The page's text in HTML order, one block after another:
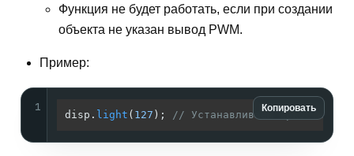
Функция не будет работать, если при создании
объекта не указан вывод PWM.
Пример:
Копировать
1
disp. light ( 127 ); // Устанавливаем яркость